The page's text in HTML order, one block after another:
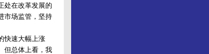
处在改革发展的
市场监管，坚持
快速大幅上涨
但总体上看，我